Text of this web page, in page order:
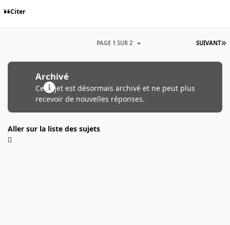
Citer
SUIVANT
PAGE 1 SUR 2
Archivé
Ce sujet est désormais archivé et ne peut plus
recevoir de nouvelles réponses.
Aller sur la liste des sujets